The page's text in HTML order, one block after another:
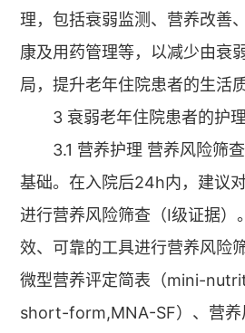
理，包括衰弱监测、营养改善
康及用药管理等，以减少由衰
局，提升老年住院患者的生活
3 衰弱老年住院患者的护理
3.1 营养护理 营养风险筛
基础。在入院后24h内，建议
进行营养风险筛查（Ⅰ级证据）
效、可靠的工具进行营养风险
微型营养评定简表（mini-
short-form,MNA-SF）、营养